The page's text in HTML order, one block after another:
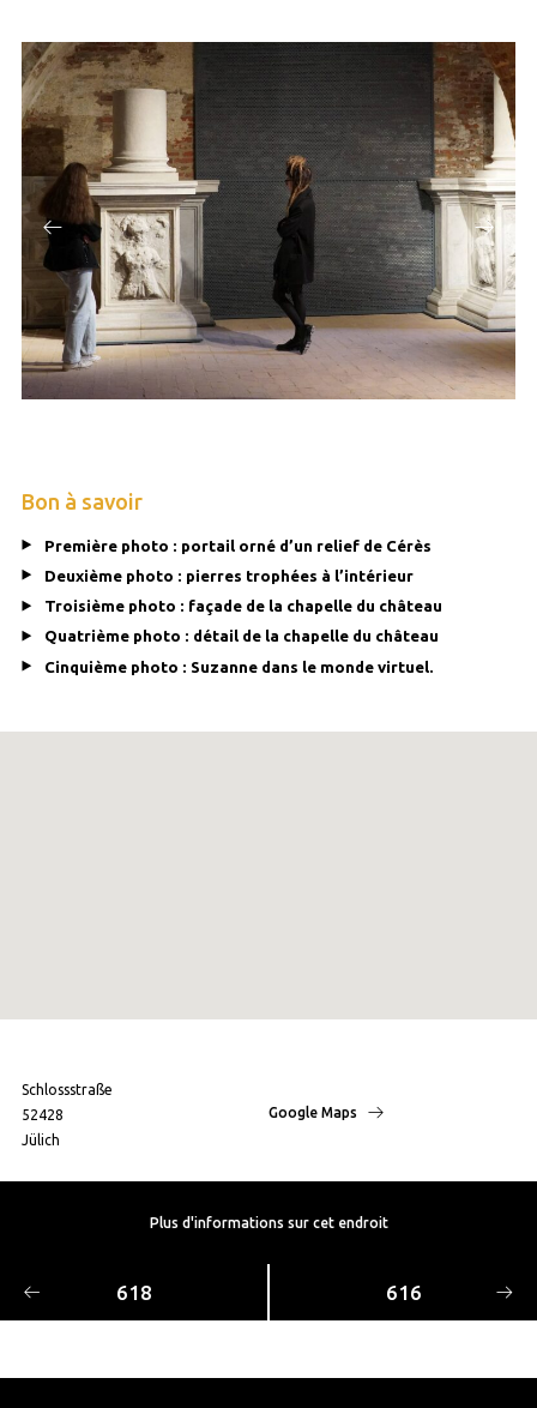
Bon à savoir
Première photo : portail orné d’un relief de Cérès
Deuxième photo : pierres trophées à l’intérieur
Troisième photo : façade de la chapelle du château
Quatrième photo : détail de la chapelle du château
Cinquième photo : Suzanne dans le monde virtuel.
Schlossstraße
52428
Jülich
Google Maps
Plus d'informations sur cet endroit
618 616